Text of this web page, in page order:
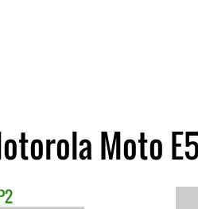
Moto